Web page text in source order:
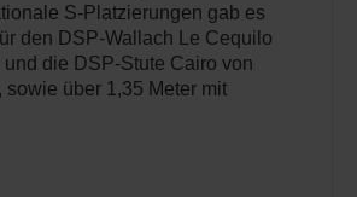
S-Platzierungen gab es
den DSP-Wallach Le Cequilo
und die DSP-Stute Cairo von
sowie über 1,35 Meter mit